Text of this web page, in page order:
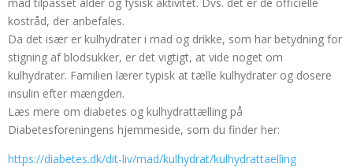
kostråd, der anbefales.
Da det især er kulhydrater i mad og drikke, som har betydning for
stigning af blodsukker, er det vigtigt, at vide noget om
kulhydrater. Familien lærer typisk at tælle kulhydrater og dosere
insulin efter mængden.
Læs mere om diabetes og kulhydrattælling på
Diabetesforeningens hjemmeside, som du finder her:
https://diabetes.dk/dit-liv/mad/kulhydrat/kulhydrattaelling